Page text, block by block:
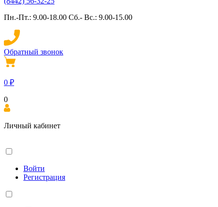
Пн.-Пт.: 9.00-18.00 Сб.- Вс.: 9.00-15.00
Обратный звонок
0 ₽
0
Личный кабинет
Войти
Регистрация